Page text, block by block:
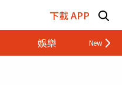
下載 APP
娛樂 財經